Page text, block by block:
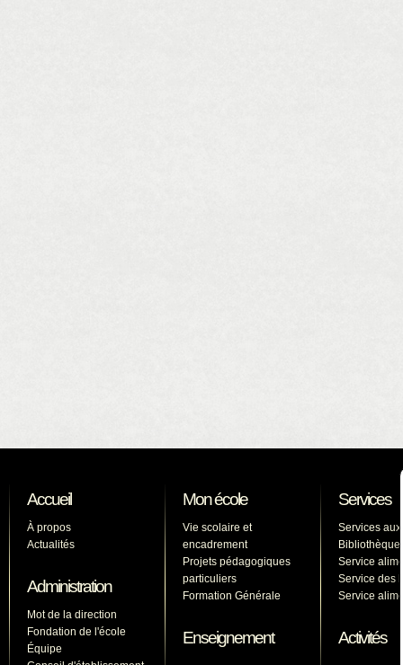
Accueil
À propos
Actualités
Administration
Mot de la direction
Fondation de l'école
Équipe
Mon école
Vie scolaire et
encadrement
Projets pédagogiques
particuliers
Formation Générale
Enseignement
Services
Services
Bibliothèque
Service
Service des
Service
Activités